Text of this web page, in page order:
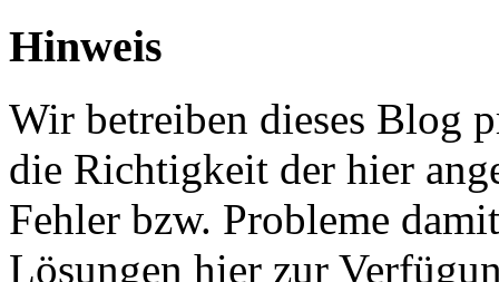
Hinweis
Wir betreiben dieses Blog
die Richtigkeit der hier
Fehler bzw. Probleme
Lösungen hier zur